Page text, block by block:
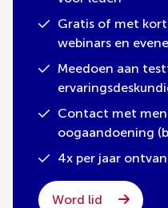
Gratis of met
webinars en
Meedoen aan
Contact met
oogaandoening
4x per jaar
Word lid